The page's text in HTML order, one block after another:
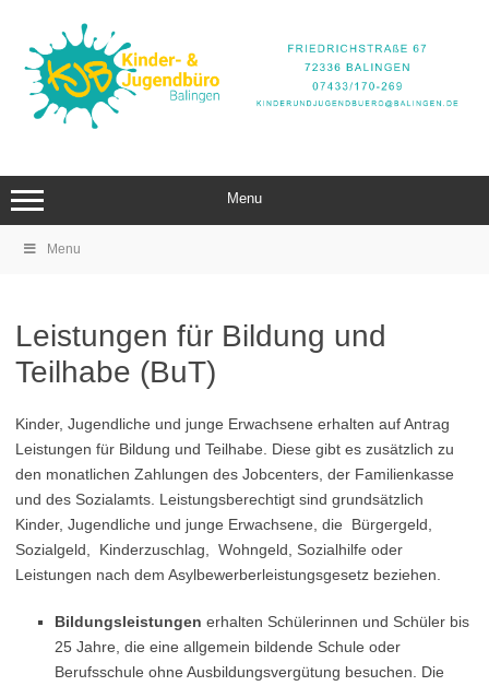
Menu
Menu
Leistungen für Bildung und
Teilhabe (BuT)
Kinder, Jugendliche und junge Erwachsene erhalten auf Antrag
Leistungen für Bildung und Teilhabe. Diese gibt es zusätzlich zu
den monatlichen Zahlungen des Jobcenters, der Familienkasse
und des Sozialamts. Leistungsberechtigt sind grundsätzlich
Kinder, Jugendliche und junge Erwachsene, die Bürgergeld,
Sozialgeld, Kinderzuschlag Wohngeld , Sozialhilfe oder
Leistungen nach dem Asylbewerberleistungsgesetz beziehen.
Bildungsleistungen erhalten Schülerinnen und Schüler bis
25 Jahre, die eine allgemein bildende Schule oder
Berufsschule ohne Ausbildungsvergütung besuchen. Die